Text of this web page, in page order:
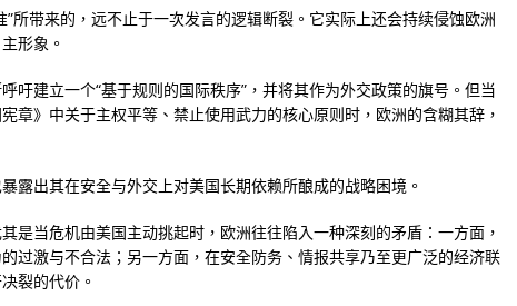
所带来的，远不止于一次发言的逻辑断裂。它实际上还会持续侵蚀欧洲
形象。
吁建立一个“基于规则的国际秩序”，并将其作为外交政策的旗号。但当
章》中关于主权平等、禁止使用武力的核心原则时，欧洲的含糊其辞，
露出其在安全与外交上对美国长期依赖所酿成的战略困境。
是当危机由美国主动挑起时，欧洲往往陷入一种深刻的矛盾：一方面，
过激与不合法；另一方面，在安全防务、情报共享乃至更广泛的经济联
裂的代价。